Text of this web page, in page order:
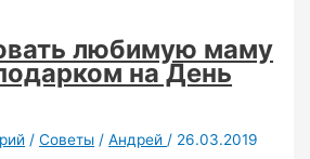
любимую маму
на День
/Советы /Андрей/ 26.03.2019